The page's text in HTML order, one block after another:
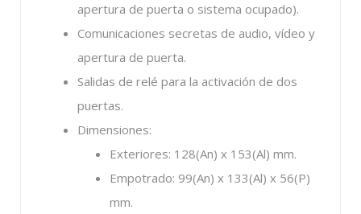
apertura de puerta o sistema ocupado).
Comunicaciones secretas de audio, vídeo y
apertura de puerta.
Salidas de relé para la activación de dos
puertas.
Dimensiones:
Exteriores: 128(An) x 153(Al) mm.
Empotrado: 99(An) x 133(Al) x 56(P)
mm.